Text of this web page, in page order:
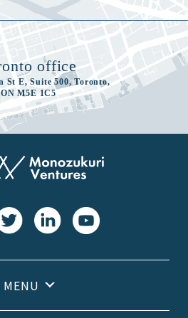
office
St E, Suite 500, Toronto,
ON M5E 1C5